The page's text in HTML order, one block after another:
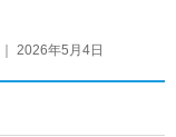
｜ 2026年5月4日